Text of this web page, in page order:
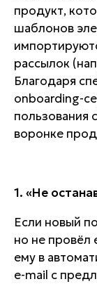
продукт,
шаблонов
рассылок
Благодаря
onboarding-
пользования
воронке
1. «Не
Если новый
но не провёл
ему в
e-mail с